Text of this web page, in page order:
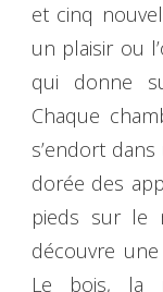
et cinq
un plaisir ou
qui donne
Chaque
s’endort
dorée des
pieds sur le
découvre
Le bois, la